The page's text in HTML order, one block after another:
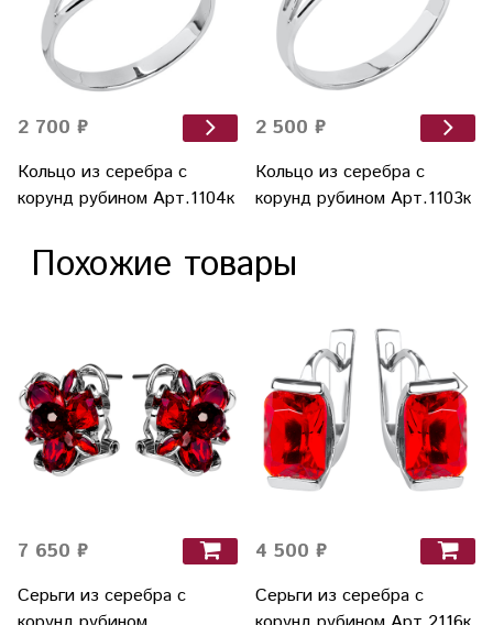
2 700 ₽
Кольцо из серебра с
корунд рубином Арт.1104к
2 500 ₽
Кольцо из серебра с
корунд рубином Арт.1103к
Похожие товары
7 650 ₽
Серьги из серебра с
4 500 ₽
Серьги из серебра с